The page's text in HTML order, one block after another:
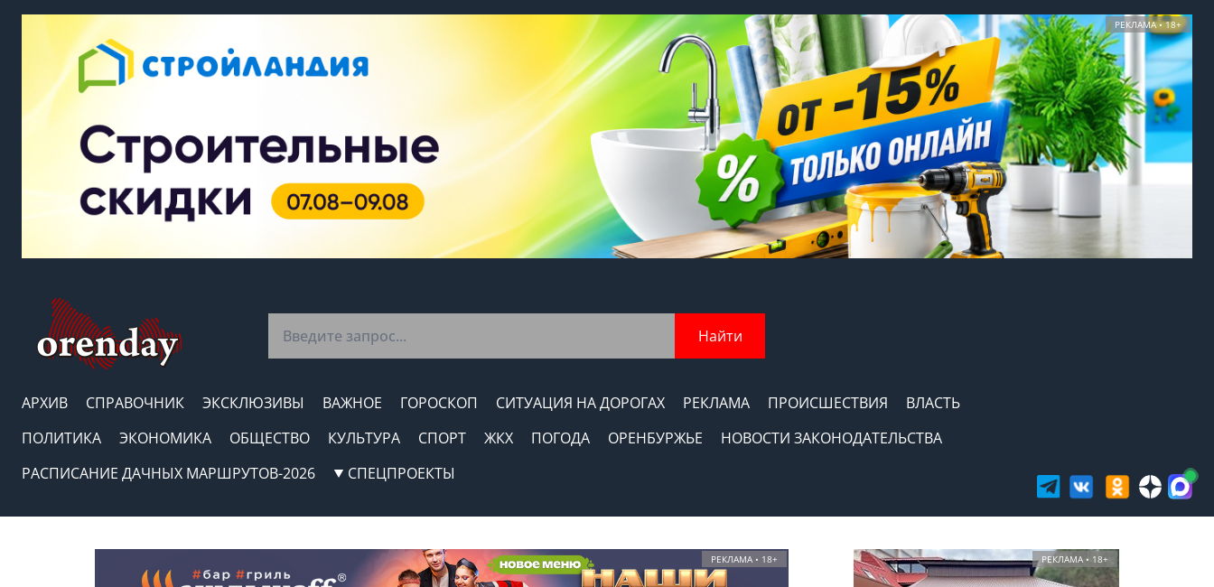
РЕКЛАМА • 18+
Найти
АРХИВ СПРАВОЧНИК ЭКСКЛЮЗИВЫ ВАЖНОЕ ГОРОСКОП СИТУАЦИЯ НА ДОРОГАХ РЕКЛАМА ПРОИСШЕСТВИЯ
ВЛАСТЬ
ПОЛИТИКА
ЭКОНОМИКА ОБЩЕСТВО КУЛЬТУРА СПОРТ ЖКХ ПОГОДА ОРЕНБУРЖЬЕ
НОВОСТИ ЗАКОНОДАТЕЛЬСТВА
РАСПИСАНИЕ ДАЧНЫХ МАРШРУТОВ-2026
СПЕЦПРОЕКТЫ
РЕКЛАМА • 18+ РЕКЛАМА • 18+